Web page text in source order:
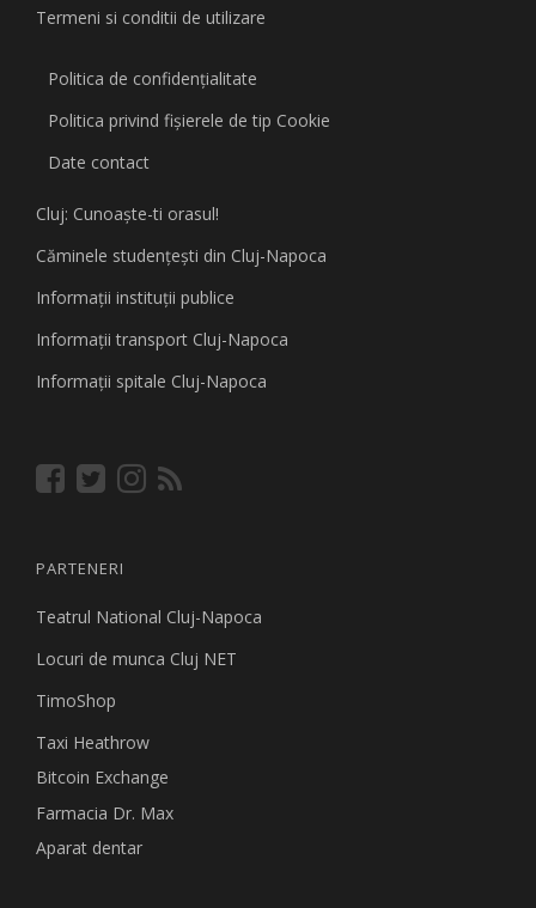
Termeni si conditii de utilizare
Politica de confidențialitate
Politica privind fişierele de tip Cookie
Date contact
Cluj: Cunoaşte-ti orasul!
Căminele studenţeşti din Cluj-Napoca
Informaţii instituţii publice
Informaţii transport Cluj-Napoca
Informaţii spitale Cluj-Napoca
PARTENERI
Teatrul National Cluj-Napoca
Locuri de munca Cluj NET
TimoShop
Taxi Heathrow
Bitcoin Exchange
Farmacia Dr. Max
Aparat dentar